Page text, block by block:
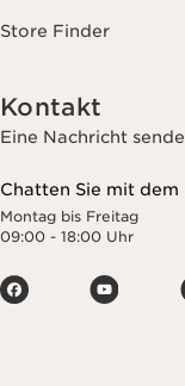
Store Finder
Kontakt
Eine Nachricht sende
Chatten Sie mit dem
Montag bis Freitag
09:00 - 18:00 Uhr